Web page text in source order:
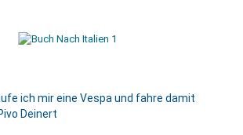
ich mir eine Vespa und fahre damit
Deinert